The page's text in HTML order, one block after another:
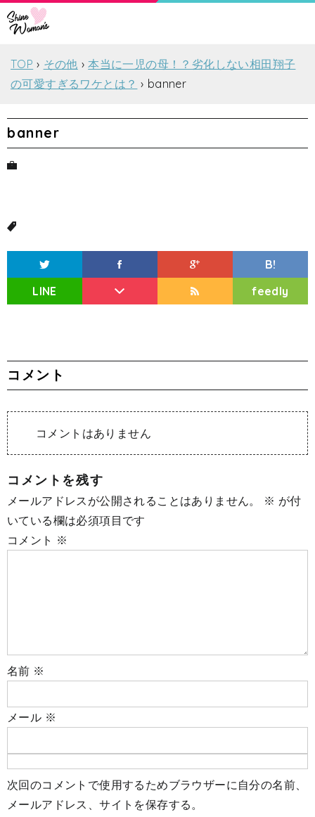
TOP その他
本当に一児の母！？劣化しない相田翔子
の可愛すぎるワケとは？
banner
banner
B!
LINE
feedly
コメント
コメントはありません
コメントを残す
メールアドレスが公開されることはありません。 ※ が付
いている欄は必須項目です
コメント ※
名前 ※
メール ※
次回のコメントで使用するためブラウザーに自分の名前、
メールアドレス、サイトを保存する。